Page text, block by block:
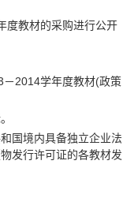
度教材的采购进行公开
2014学年度教材(政策
国境内具备独立企业法
发行许可证的各教材发